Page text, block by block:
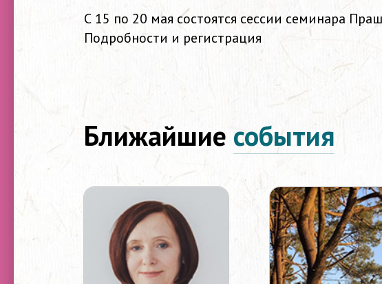
С 15 по 20 мая состоятся сессии семинара
Подробности и регистрация
Ближайшие события